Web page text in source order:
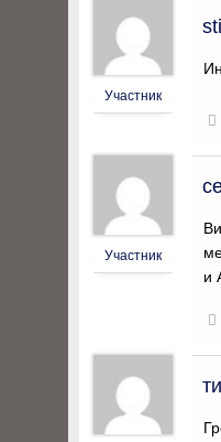
Участник
Участник
и